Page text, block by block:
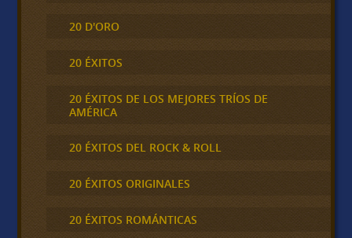
20 D'ORO
20 ÉXITOS
20 ÉXITOS DE LOS MEJORES TRÍOS DE
AMÉRICA
20 ÉXITOS DEL ROCK & ROLL
20 ÉXITOS ORIGINALES
20 ÉXITOS ROMÁNTICAS